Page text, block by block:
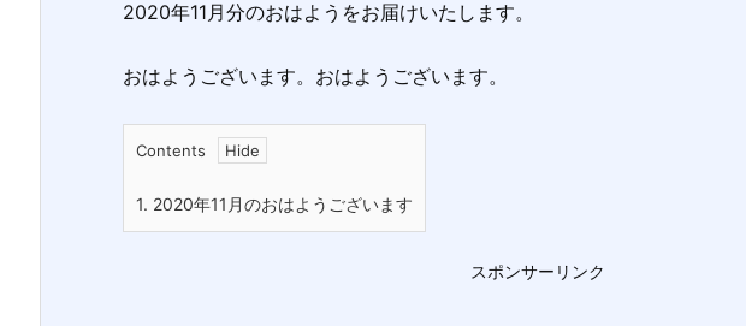
2020年11月分のおはようをお届けいたします。
おはようございます。おはようございます。
Contents
1. 2020年11月のおはようございます
スポンサーリンク